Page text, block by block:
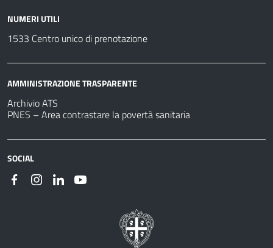
NUMERI UTILI
1533 Centro unico di prenotazione
AMMINISTRAZIONE TRASPARENTE
Archivio ATS
PNES – Area contrastare la povertà sanitaria
SOCIAL